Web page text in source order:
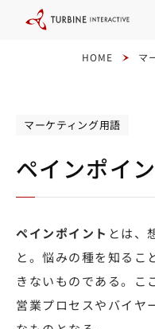
HOME マ
マーケティング用語
ペインポイ
ペインポイント とは、
と。悩みの種を知るこ
きないものである。こ
営業プロセスやバイヤ